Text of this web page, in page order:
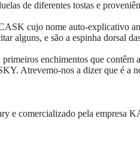
de diferentes tostas e
cujo nome auto-explicativo
alguns, e são a espinha dorsal
enchimentos que contêm
Atrevemo-nos a dizer que é a
e comercializado pela